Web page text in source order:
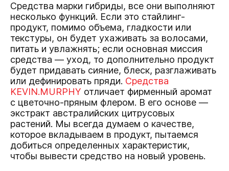
Средства марки гибриды, все они выполняют
несколько функций. Если это стайлинг-
продукт, помимо объема, гладкости или
текстуры, он будет ухаживать за волосами,
питать и увлажнять; если основная миссия
средства — уход, то дополнительно продукт
будет придавать сияние, блеск, разглаживать
или дефинировать пряди. Средства
KEVIN.MURPHY отличает фирменный аромат
с цветочно-пряным флером. В его основе —
экстракт австралийских цитрусовых
растений. Мы всегда думаем о качестве,
которое вкладываем в продукт, пытаемся
добиться определенных характеристик,
чтобы вывести средство на новый уровень.